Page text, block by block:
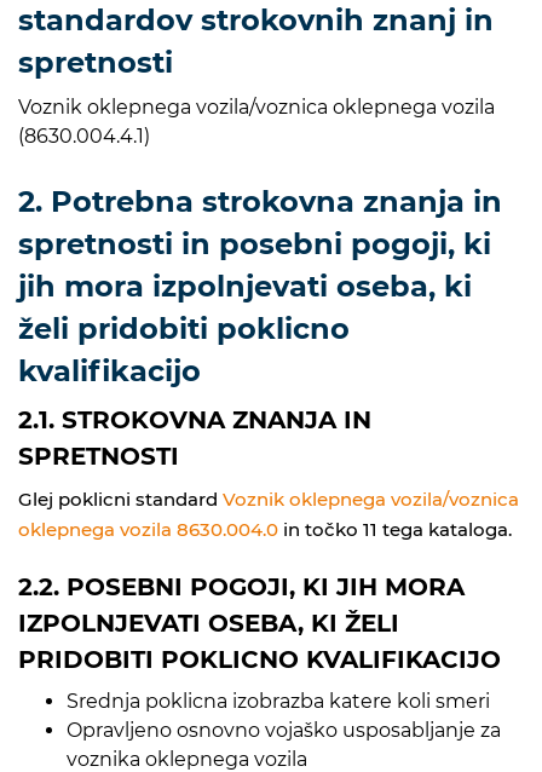
standardov strokovnih znanj in
spretnosti
Voznik oklepnega vozila/voznica oklepnega vozila
(8630.004.4.1)
2. Potrebna strokovna znanja in
spretnosti in posebni pogoji, ki
jih mora izpolnjevati oseba, ki
želi pridobiti poklicno
kvalifikacijo
2.1. STROKOVNA ZNANJA IN
SPRETNOSTI
Glej poklicni standard Voznik oklepnega vozila/voznica
oklepnega vozila 8630.004.0 in točko 11 tega kataloga.
2.2. POSEBNI POGOJI, KI JIH MORA
IZPOLNJEVATI OSEBA, KI ŽELI
PRIDOBITI POKLICNO KVALIFIKACIJO
Srednja poklicna izobrazba katere koli smeri
Opravljeno osnovno vojaško usposabljanje za
voznika oklepnega vozila